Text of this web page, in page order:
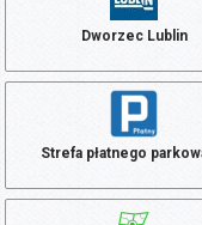
Dworzec Lublin
Strefa płatnego